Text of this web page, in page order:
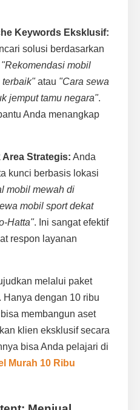
Keywords Eksklusif:
solusi berdasarkan
"Rekomendasi mobil
terbaik"atau "Cara sewa
jemput tamu negara".
Anda menangkap
Area Strategis: Anda
kunci berbasis lokasi
mobil mewah di
mobil sport dekat
Hatta". Ini sangat efektif
respon layanan
melalui paket
. Hanya dengan 10 ribu
membangun aset
klien eksklusif secara
bisa Anda pelajari di
Murah 10 Ribu